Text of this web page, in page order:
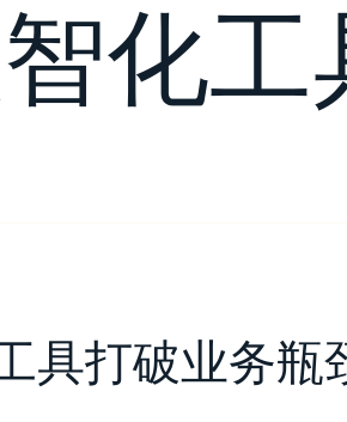
化
具打破业务瓶